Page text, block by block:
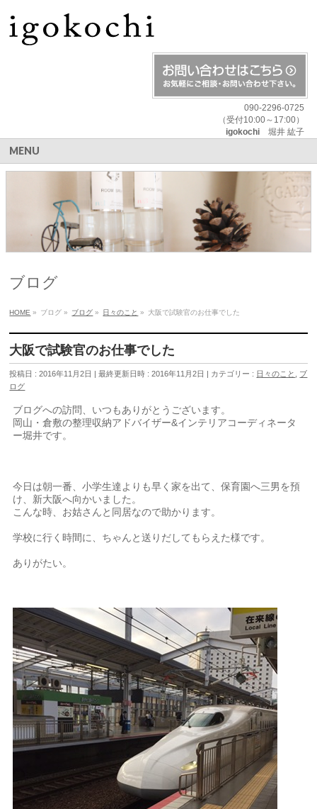
090-2296-0725
（受付10:00～17:00）
igokochi堀井 紘子
MENU
ブログ
HOME » ブログ » ブログ » 日々のこと » 大阪で試験官のお仕事でした
大阪で試験官のお仕事でした
投稿日 : 2016年11月2日 最終更新日時 : 2016年11月2日 カテゴリー : 日々のこと
ブ
ログ
ブログへの訪問、いつもありがとうございます。
岡山・倉敷の整理収納アドバイザー&インテリアコーディネータ
ー堀井です。
今日は朝一番、小学生達よりも早く家を出て、保育園へ三男を預
け、新大阪へ向かいました。
こんな時、お姑さんと同居なので助かります。
学校に行く時間に、ちゃんと送りだしてもらえた様です。
ありがたい。